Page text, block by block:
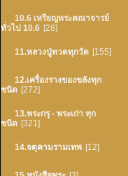
10.6 เหรียญพระคณาจารย์
ทั่วไป 10.6 [28]
11.หลวงปู่ทวดทุกวัด [155]
12.เครื่องรางของขลังทุก
ชนิด [272]
13.พระกรุ - พระเก่า ทุก
ชนิด [321]
14.จตุคามรามเทพ [12]